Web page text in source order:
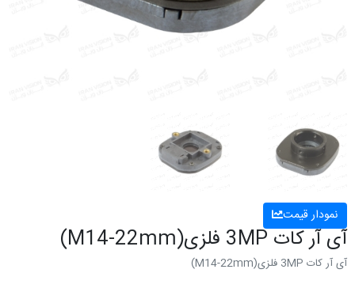
نمودار قیمت
آی آر کات 3MP فلزی(M14-22mm)
آی آر کات 3MP فلزی(M14-22mm)